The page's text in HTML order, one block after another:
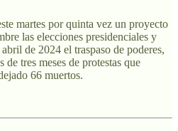
martes por quinta vez un proyecto
las elecciones presidenciales y
de 2024 el traspaso de poderes,
tres meses de protestas que
66 muertos.